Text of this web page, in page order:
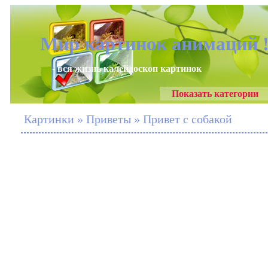
Мир картинок анимаций
- вся жизнь калейдоскоп картинок
Показать категории
Картинки » Приветы » Привет с собакой